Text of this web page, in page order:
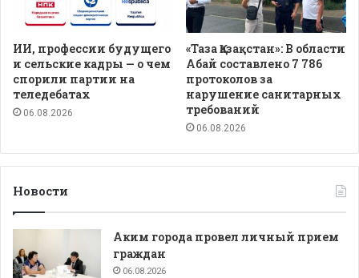
ИИ, профессии будущего
и сельские кадры — о чем
спорили партии на
теледебатах
06.08.2026
«Таза Қазақстан»: В области
Абай составлено 7 786
протоколов за
нарушение санитарных
требований
06.08.2026
Новости
Аким города провел личный прием
граждан
06.08.2026